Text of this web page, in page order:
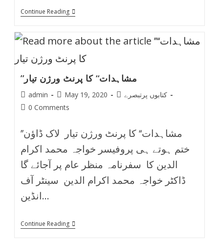
Continue Reading
’’مشاہدات‘‘ کا پرنٹ ورژن تیار
admin May 19, 2020
کتابوں پرتبصرے
0 Comments
’’مشاہدات‘‘ کا پرنٹ ورژن تیار لاک ڈاؤن
ختم ہوتے ہی پروفیسر خواجہ محمد اکرام
الدین کا سفرنامہ منظر عام پر آجائے گا
ڈاکٹر خواجہ محمد اکرام الدین سینٹر آف
انڈین…
Continue Reading